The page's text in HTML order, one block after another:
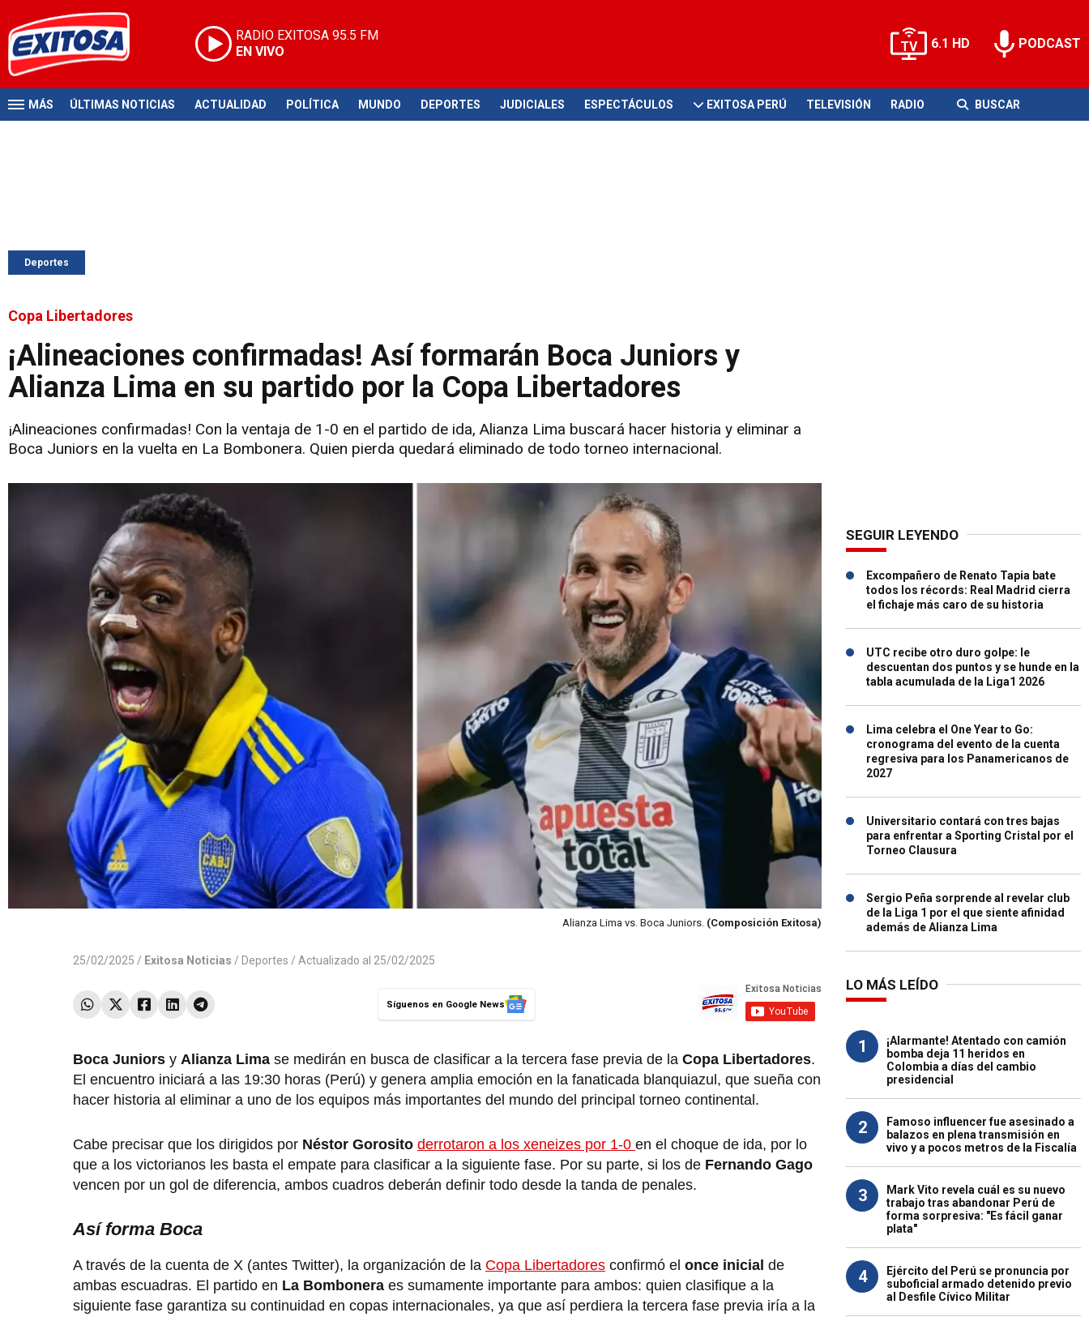
RADIO EXITOSA 95.5 FM
EN VIVO
6.1 HD PODCAST
MÁS ÚLTIMAS NOTICIAS ACTUALIDAD POLÍTICA MUNDO DEPORTES JUDICIALES ESPECTÁCULOS EXITOSA PERÚ TELEVISIÓN RADIO BUSCAR
Deportes
Copa Libertadores
¡Alineaciones confirmadas! Así formarán Boca Juniors y
Alianza Lima en su partido por la Copa Libertadores
¡Alineaciones confirmadas! Con la ventaja de 1-0 en el partido de ida, Alianza Lima buscará hacer historia y eliminar a
Boca Juniors en la vuelta en La Bombonera. Quien pierda quedará eliminado de todo torneo internacional.
Alianza Lima vs. Boca Juniors. (Composición Exitosa)
25/02/2025 / Exitosa Noticias / Deportes / Actualizado al 25/02/2025
Síguenos en Google News
Boca Juniors y Alianza Lima se medirán en busca de clasificar a la tercera fase previa de la Copa Libertadores.
El encuentro iniciará a las 19:30 horas (Perú) y genera amplia emoción en la fanaticada blanquiazul, que sueña con
hacer historia al eliminar a uno de los equipos más importantes del mundo del principal torneo continental.
Cabe precisar que los dirigidos por Néstor Gorosito derrotaron a los xeneizes por 1-0 en el choque de ida, por lo
que a los victorianos les basta el empate para clasificar a la siguiente fase. Por su parte, si los de Fernando Gago
vencen por un gol de diferencia, ambos cuadros deberán definir todo desde la tanda de penales.
Así forma Boca
A través de la cuenta de X (antes Twitter), la organización de la Copa Libertadores confirmó el once inicial de
ambas escuadras. El partido en La Bombonera es sumamente importante para ambos: quien clasifique a la
siguiente fase garantiza su continuidad en copas internacionales, ya que así perdiera la tercera fase previa iría a la
SEGUIR LEYENDO
Excompañero de Renato Tapia bate
todos los récords: Real Madrid cierra
el fichaje más caro de su historia
UTC recibe otro duro golpe: le
descuentan dos puntos y se hunde en la
tabla acumulada de la Liga1 2026
Lima celebra el One Year to Go:
cronograma del evento de la cuenta
regresiva para los Panamericanos de
2027
Universitario contará con tres bajas
para enfrentar a Sporting Cristal por el
Torneo Clausura
Sergio Peña sorprende al revelar club
de la Liga 1 por el que siente afinidad
además de Alianza Lima
LO MÁS LEÍDO
1
¡Alarmante! Atentado con camión
bomba deja 11 heridos en
Colombia a días del cambio
presidencial
2
Famoso influencer fue asesinado a
balazos en plena transmisión en
vivo y a pocos metros de la Fiscalía
3
Mark Vito revela cuál es su nuevo
trabajo tras abandonar Perú de
forma sorpresiva: "Es fácil ganar
plata"
4
Ejército del Perú se pronuncia por
suboficial armado detenido previo
al Desfile Cívico Militar